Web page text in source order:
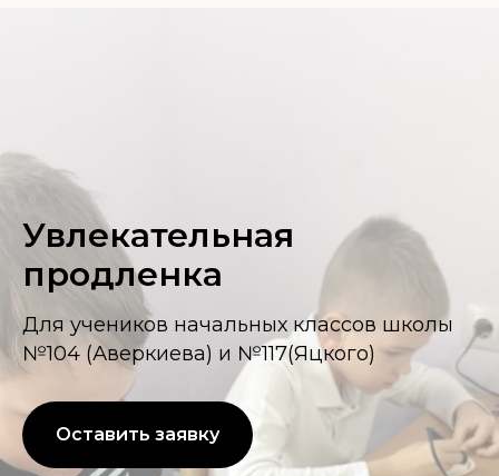
Увлекательная
продленка
Для учеников начальных классов школы
№104 (Аверкиева) и №117(Яцкого)
Оставить заявку